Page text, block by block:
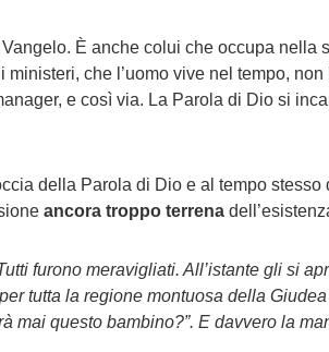
È anche colui che occupa nella
che l’uomo vive nel tempo,
e così via. La Parola di Dio si
della Parola di Dio e al tempo
ancora troppo terrena
furono meravigliati. All’istante gli si
tutta la regione montuosa della
questo bambino?”. E davvero la